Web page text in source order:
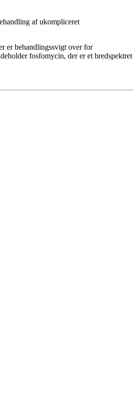
af ukompliceret
er behandlingssvigt over for
fosfomycin, der er et bredspektret